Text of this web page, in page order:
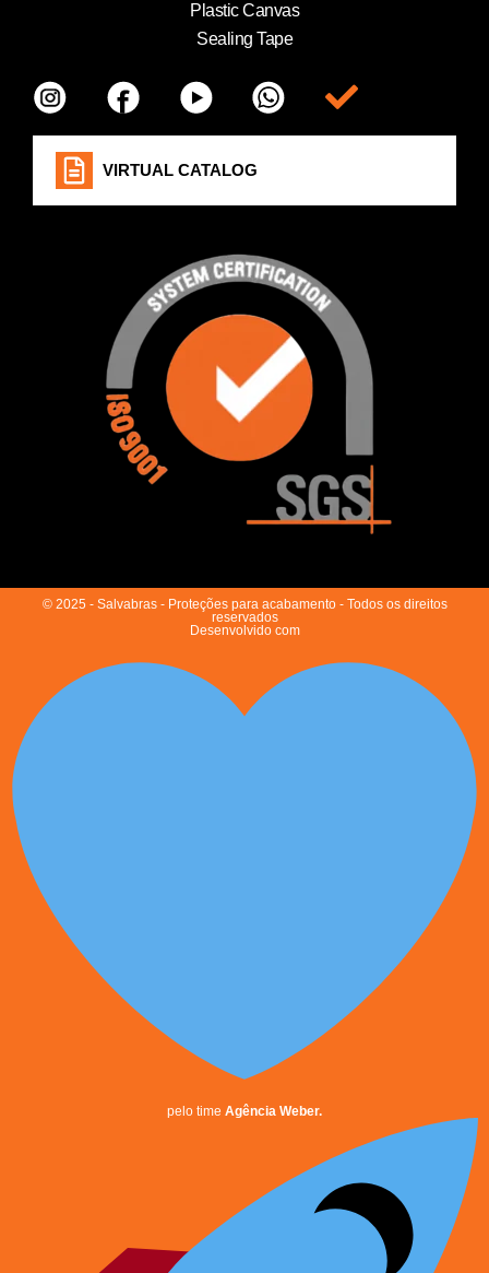
Plastic Canvas
Sealing Tape
VIRTUAL CATALOG
© 2025 - Salvabras - Proteções para acabamento - Todos os direitos
reservados
Desenvolvido com
pelo time Agência Weber.